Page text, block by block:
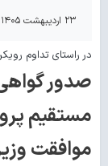
۲۳ اردیبهشت ۱۴۰۵ - ۱۱:۲۶
در راستای تداوم
مستقیم
موافقت